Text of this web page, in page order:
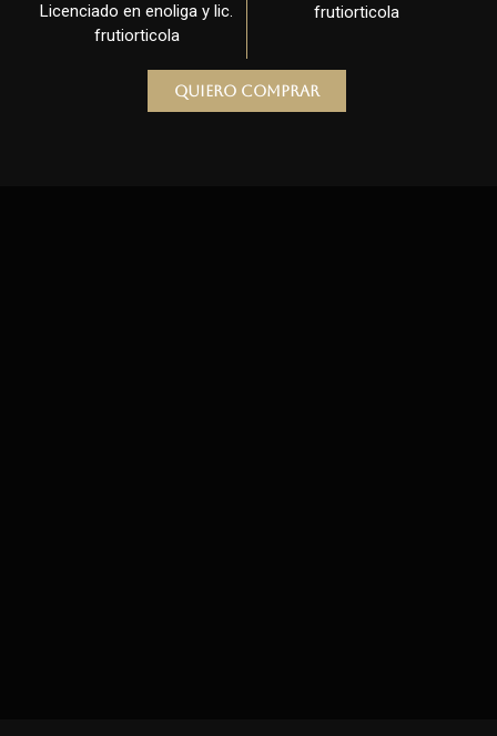
Licenciado en enoliga y lic.
frutiorticola
frutiorticola
Quiero comprar